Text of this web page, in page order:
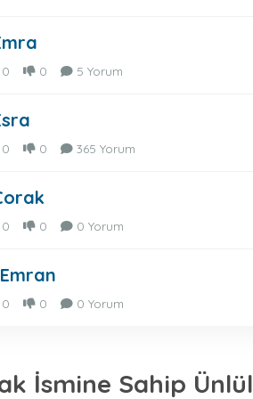
0 0 5 Yorum
0 0 365 Yorum
0 0 0 Yorum
Emran
0 0 0 Yorum
İsmine Sahip